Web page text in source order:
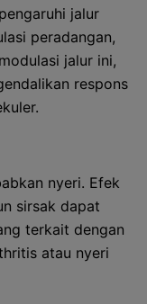
jalur
peradangan,
jalur ini,
respons
nyeri. Efek
sirsak dapat
terkait dengan
atau nyeri